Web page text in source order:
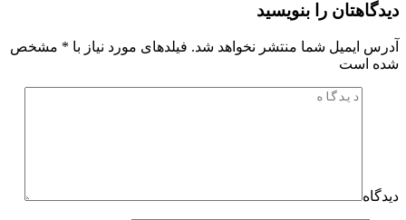
دیدگاهتان را بنویسید
آدرس ایمیل شما منتشر نخواهد شد. فیلدهای مورد نیاز با * مشخص
شده است
دیدگاه